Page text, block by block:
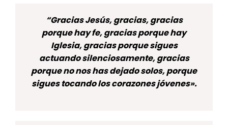
“Gracias Jesús, gracias, gracias
porque hay fe, gracias porque hay
Iglesia, gracias porque sigues
actuando silenciosamente, gracias
porque no nos has dejado solos, porque
sigues tocando los corazones jóvenes».